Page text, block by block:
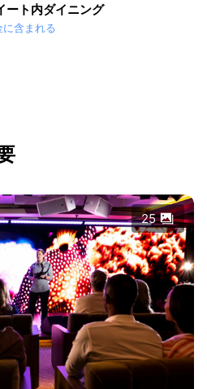
ート内ダイニング
に含まれる
25